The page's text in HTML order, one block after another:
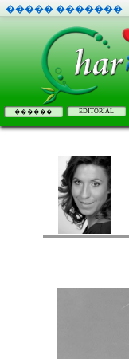
����� �������
������ EDITORIAL